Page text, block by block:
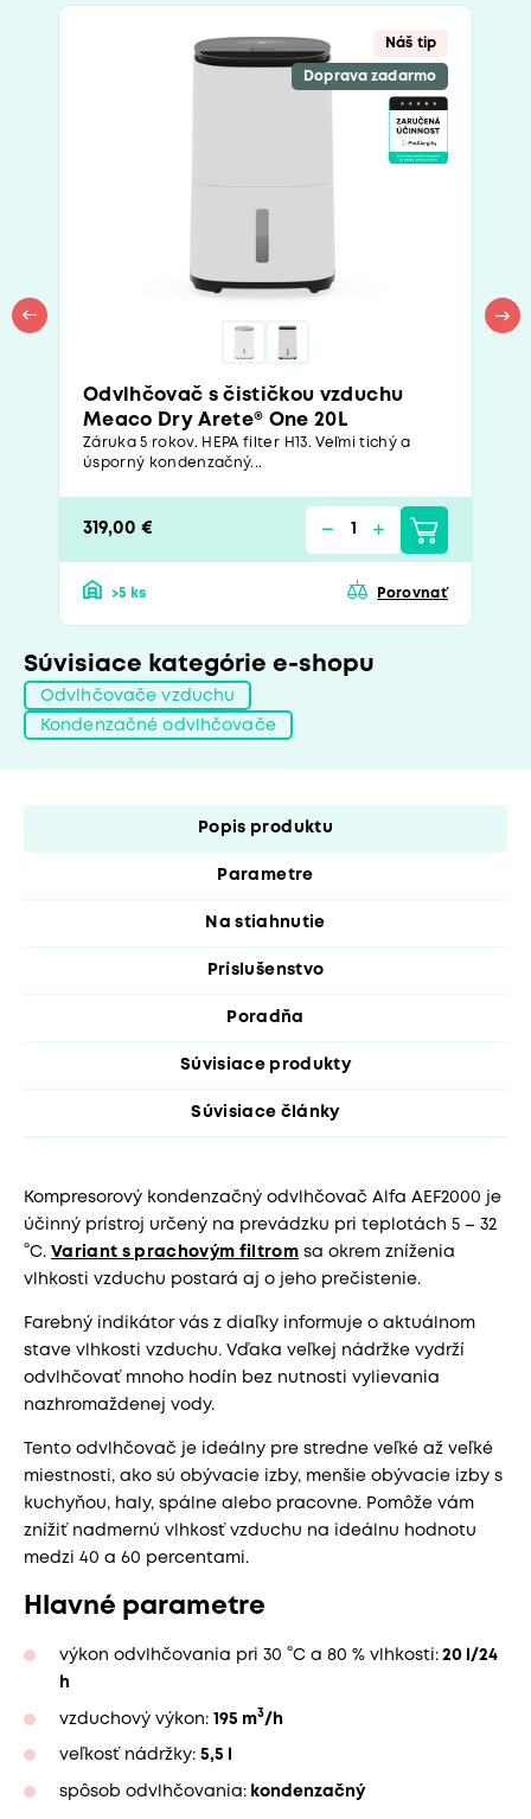
Náš tip
Doprava zadarmo
Odvlhčovač s čističkou vzduchu
Meaco Dry Arete® One 20L
Záruka 5 rokov. HEPA filter H13. Veľmi tichý a
úsporný kondenzačný...
319,00 €
>5 ks Porovnať
Súvisiace kategórie e-shopu
Odvlhčovače vzduchu
Kondenzačné odvlhčovače
Popis produktu
Parametre
Na stiahnutie
Príslušenstvo
Poradňa
Súvisiace produkty
Súvisiace články
Kompresorový kondenzačný odvlhčovač Alfa AEF2000 je
účinný prístroj určený na prevádzku pri teplotách 5 – 32
°C. Variant s prachovým filtrom sa okrem zníženia
vlhkosti vzduchu postará aj o jeho prečistenie.
Farebný indikátor vás z diaľky informuje o aktuálnom
stave vlhkosti vzduchu. Vďaka veľkej nádržke vydrží
odvlhčovať mnoho hodín bez nutnosti vylievania
nazhromaždenej vody.
Tento odvlhčovač je ideálny pre stredne veľké až veľké
miestnosti, ako sú obývacie izby, menšie obývacie izby s
kuchyňou, haly, spálne alebo pracovne. Pomôže vám
znížiť nadmernú vlhkosť vzduchu na ideálnu hodnotu
medzi 40 a 60 percentami.
Hlavné parametre
výkon odvlhčovania pri 30 °C a 80 % vlhkosti: 20 l/24
h
vzduchový výkon: 195 m3/h
veľkosť nádržky: 5,5 l
spôsob odvlhčovania: kondenzačný